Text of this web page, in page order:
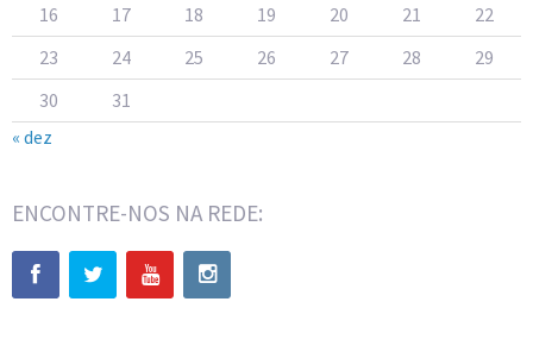
16
17 18 19 20 21
22
23
24 25 26 27 28
29
30
31
« dez
ENCONTRE-NOS NA REDE: